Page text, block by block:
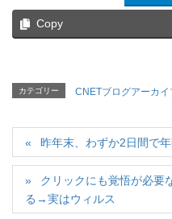
Copy
カテゴリー CNETブログアーカイ
昨年末、わずか2日間で
クリックにも覚悟が必要
る→実はウィルス